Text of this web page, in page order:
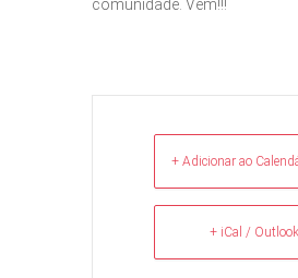
comunidade. Vem!!!
+ Adicionar ao
+ iCal /